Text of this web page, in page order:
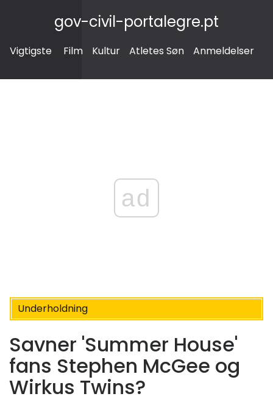
gov-civil-portalegre.pt
Vigtigste Film Kultur Atletes Søn Anmeldelser
ad
Underholdning
Savner 'Summer House'
fans Stephen McGee og
Wirkus Twins?